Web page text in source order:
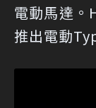
電動馬達。
推出電動